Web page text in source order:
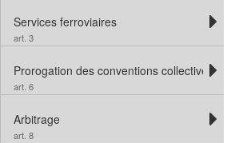
Services ferroviaires
art. 3
Prorogation des conventions collectives
art. 6
Arbitrage
art. 8